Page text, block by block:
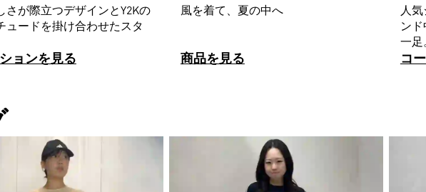
さが際立つデザインとY2Kの
ュードを掛け合わせたスタ
ョンを見る
風を着て、夏の中へ
商品を見る
人
ン
一足
コ